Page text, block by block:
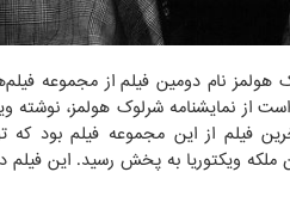
هولمز نام دومین فیلم از مجموعه
از نمایشنامه شرلوک هولمز، نوشته
فیلم از این مجموعه فیلم بود